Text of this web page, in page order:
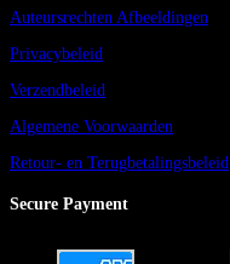
Auteursrechten Afbeeldingen
Privacybeleid
Verzendbeleid
Algemene Voorwaarden
Retour- en Terugbetalingsbeleid
Secure Payment